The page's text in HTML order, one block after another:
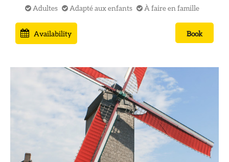
Adultes
Adapté aux enfants À faire en famille
Availability Book